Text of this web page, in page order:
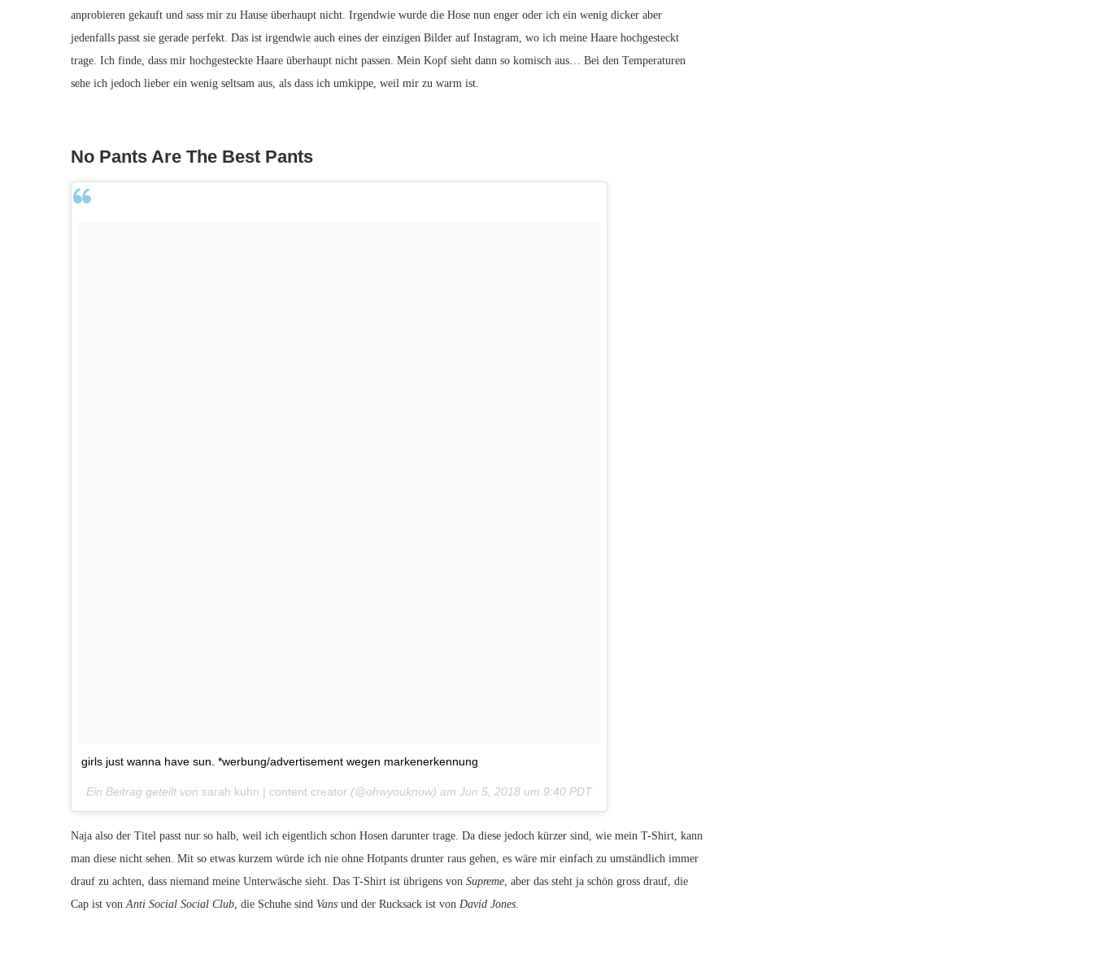
anprobieren gekauft und sass mir zu Hause überhaupt nicht. Irgendwie wurde die Hose nun enger oder ich ein wenig dicker aber
jedenfalls passt sie gerade perfekt. Das ist irgendwie auch eines der einzigen Bilder auf Instagram, wo ich meine Haare hochgesteckt
trage. Ich finde, dass mir hochgesteckte Haare überhaupt nicht passen. Mein Kopf sieht dann so komisch aus… Bei den Temperaturen
sehe ich jedoch lieber ein wenig seltsam aus, als dass ich umkippe, weil mir zu warm ist.
No Pants Are The Best Pants
girls just wanna have sun. *werbung/advertisement wegen markenerkennung
Ein Beitrag geteilt von sarah kuhn | content creator (@ohwyouknow) am Jun 5, 2018 um 9:40 PDT
Naja also der Titel passt nur so halb, weil ich eigentlich schon Hosen darunter trage. Da diese jedoch kürzer sind, wie mein T-Shirt, kann
man diese nicht sehen. Mit so etwas kurzem würde ich nie ohne Hotpants drunter raus gehen, es wäre mir einfach zu umständlich immer
drauf zu achten, dass niemand meine Unterwäsche sieht. Das T-Shirt ist übrigens von Supreme, aber das steht ja schön gross drauf, die
Cap ist vonAnti Social Social Club, die Schuhe sind Vans und der Rucksack ist von David Jones.